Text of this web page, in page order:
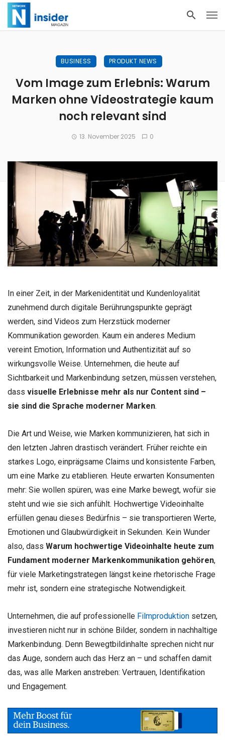
BUSINESS PRODUKT NEWS
Vom Image zum Erlebnis: Warum
Marken ohne Videostrategie kaum
noch relevant sind
13. November 2025 0
In einer Zeit, in der Markenidentität und Kundenloyalität
zunehmend durch digitale Berührungspunkte geprägt
werden, sind Videos zum Herzstück moderner
Kommunikation geworden. Kaum ein anderes Medium
vereint Emotion, Information und Authentizität auf so
wirkungsvolle Weise. Unternehmen, die heute auf
Sichtbarkeit und Markenbindung setzen, müssen verstehen,
dass visuelle Erlebnisse mehr als nur Content sind –
sie sind die Sprache moderner Marken.
Die Art und Weise, wie Marken kommunizieren, hat sich in
den letzten Jahren drastisch verändert. Früher reichte ein
starkes Logo, einprägsame Claims und konsistente Farben,
um eine Marke zu etablieren. Heute erwarten Konsumenten
mehr: Sie wollen spüren, was eine Marke bewegt, wofür sie
steht und wie sie sich anfühlt. Hochwertige Videoinhalte
erfüllen genau dieses Bedürfnis – sie transportieren Werte,
Emotionen und Glaubwürdigkeit in Sekunden. Kein Wunder
also, dass Warum hochwertige Videoinhalte heute zum
Fundament moderner Markenkommunikation gehören,
für viele Marketingstrategen längst keine rhetorische Frage
mehr ist, sondern eine strategische Notwendigkeit.
Unternehmen, die auf professionelle Filmproduktion setzen,
investieren nicht nur in schöne Bilder, sondern in nachhaltige
Markenbindung. Denn Bewegtbildinhalte sprechen nicht nur
das Auge, sondern auch das Herz an – und schaffen damit
das, was alle Marken anstreben: Vertrauen, Identifikation
und Engagement.